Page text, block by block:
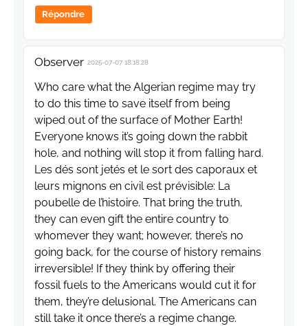
Répondre
Observer 2025-07-07 18:18:28
Who care what the Algerian regime may try
to do this time to save itself from being
wiped out of the surface of Mother Earth!
Everyone knows it’s going down the rabbit
hole, and nothing will stop it from falling hard.
Les dés sont jetés et le sort des caporaux et
leurs mignons en civil est prévisible: La
poubelle de l’histoire. That bring the truth,
they can even gift the entire country to
whomever they want; however, there’s no
going back, for the course of history remains
irreversible! If they think by offering their
fossil fuels to the Americans would cut it for
them, they’re delusional. The Americans can
still take it once there’s a regime change.